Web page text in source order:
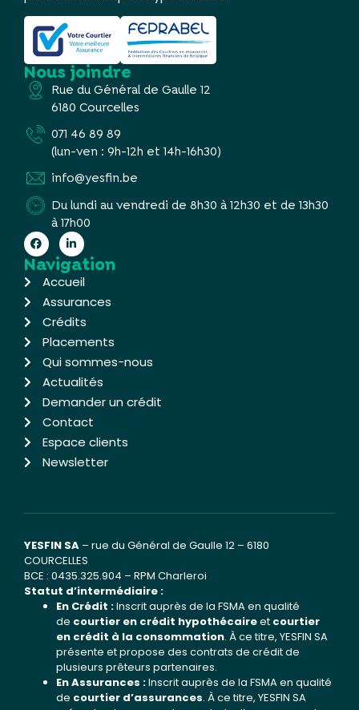
Nous joindre
Rue du Général de Gaulle 12
6180 Courcelles
071 46 89 89
(lun-ven : 9h-12h et 14h-16h30)
info@yesfin.be
Du lundi au vendredi de 8h30 à 12h30 et de 13h30
à 17h00
Navigation
Accueil
Assurances
Crédits
Placements
Qui sommes-nous
Actualités
Demander un crédit
Contact
Espace clients
Newsletter
YESFIN SA – rue du Général de Gaulle 12 – 6180
COURCELLES
BCE : 0435.325.904 – RPM Charleroi
Statut d’intermédiaire :
En Crédit :Inscrit auprès de la FSMA en qualité
de courtier en crédit hypothécaireet courtier
en crédit à la consommation. À ce titre, YESFIN SA
présente et propose des contrats de crédit de
plusieurs prêteurs partenaires.
En Assurances :Inscrit auprès de la FSMA en qualité
de courtier d’assurances. À ce titre, YESFIN SA